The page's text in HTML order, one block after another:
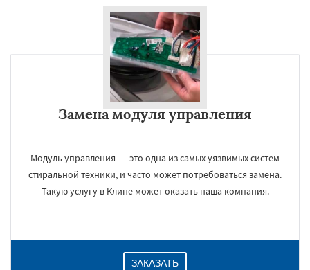
Замена модуля управления
Модуль управления — это одна из самых уязвимых систем
стиральной техники, и часто может потребоваться замена.
Такую услугу в Клине может оказать наша компания.
ЗАКАЗАТЬ
Даю согласие на обработку персональных данных